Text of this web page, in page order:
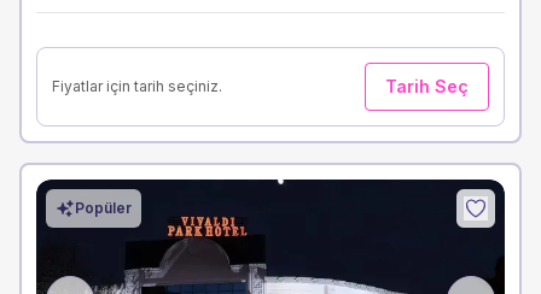
Fiyatlar için tarih seçiniz. Tarih Seç
Popüler